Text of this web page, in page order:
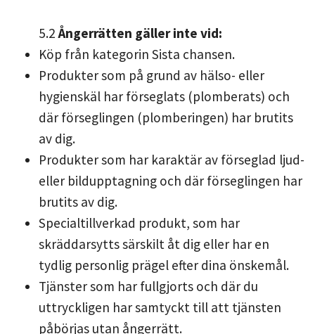
5.2Ångerrätten gäller inte vid:
Köp från kategorin Sista chansen.
Produkter som på grund av hälso- eller
hygienskäl har förseglats (plomberats) och
där förseglingen (plomberingen) har brutits
av dig.
Produkter som har karaktär av förseglad ljud-
eller bildupptagning och där förseglingen har
brutits av dig.
Specialtillverkad produkt, som har
skräddarsytts särskilt åt dig eller har en
tydlig personlig prägel efter dina önskemål.
Tjänster som har fullgjorts och där du
uttryckligen har samtyckt till att tjänsten
påbörjas utan ångerrätt.